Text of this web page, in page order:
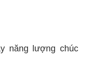
năng lượng chúc